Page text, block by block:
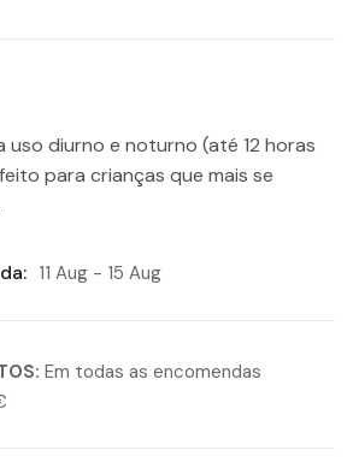
uso diurno e noturno (até 12 horas
para crianças que mais se
11 Aug - 15 Aug
Em todas as encomendas